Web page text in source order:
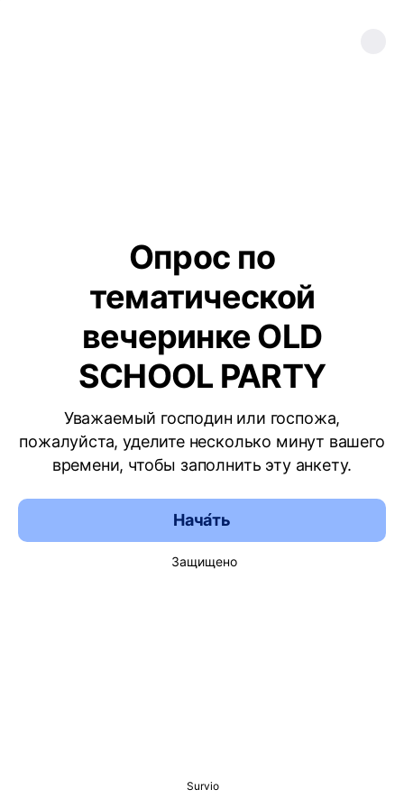
Опрос по
тематической
вечеринке OLD
SCHOOL PARTY
Уважаемый господин или госпожа,
пожалуйста, уделите несколько минут вашего
времени, чтобы заполнить эту анкету.
Нача́ть
Защищено
Survio